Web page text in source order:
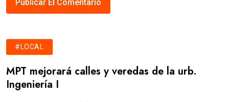
#LOCAL
MPT mejorará calles y veredas de la urb.
Ingeniería I